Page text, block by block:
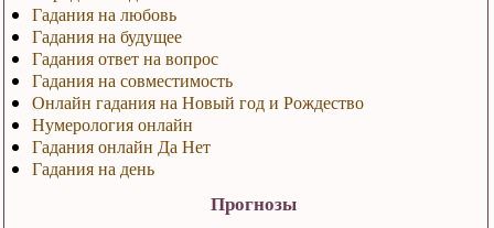
Гадания на любовь
Гадания на будущее
Гадания ответ на вопрос
Гадания на совместимость
Онлайн гадания на Новый год и Рождество
Нумерология онлайн
Гадания онлайн Да Нет
Гадания на день
Прогнозы